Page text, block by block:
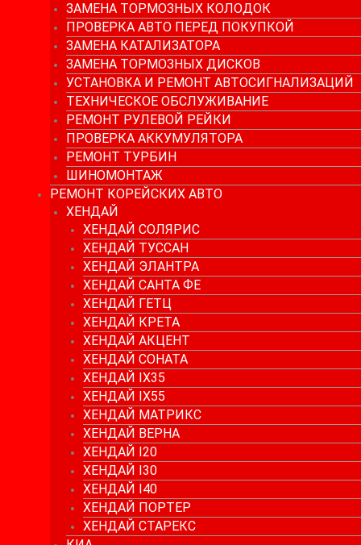
ЗАМЕНА ТОРМОЗНЫХ КОЛОДОК
ПРОВЕРКА АВТО ПЕРЕД ПОКУПКОЙ
ЗАМЕНА КАТАЛИЗАТОРА
ЗАМЕНА ТОРМОЗНЫХ ДИСКОВ
УСТАНОВКА И РЕМОНТ АВТОСИГНАЛИЗАЦИЙ
ТЕХНИЧЕСКОЕ ОБСЛУЖИВАНИЕ
РЕМОНТ РУЛЕВОЙ РЕЙКИ
ПРОВЕРКА АККУМУЛЯТОРА
РЕМОНТ ТУРБИН
ШИНОМОНТАЖ
РЕМОНТ КОРЕЙСКИХ АВТО
ХЕНДАЙ
ХЕНДАЙ СОЛЯРИС
ХЕНДАЙ ТУССАН
ХЕНДАЙ ЭЛАНТРА
ХЕНДАЙ САНТА ФЕ
ХЕНДАЙ ГЕТЦ
ХЕНДАЙ КРЕТА
ХЕНДАЙ АКЦЕНТ
ХЕНДАЙ СОНАТА
ХЕНДАЙ IX35
ХЕНДАЙ IX55
ХЕНДАЙ МАТРИКС
ХЕНДАЙ ВЕРНА
ХЕНДАЙ I20
ХЕНДАЙ I30
ХЕНДАЙ I40
ХЕНДАЙ ПОРТЕР
ХЕНДАЙ СТАРЕКС